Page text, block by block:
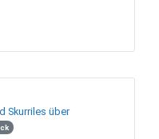
Skurriles über